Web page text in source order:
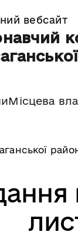
вебсайт
Місцева